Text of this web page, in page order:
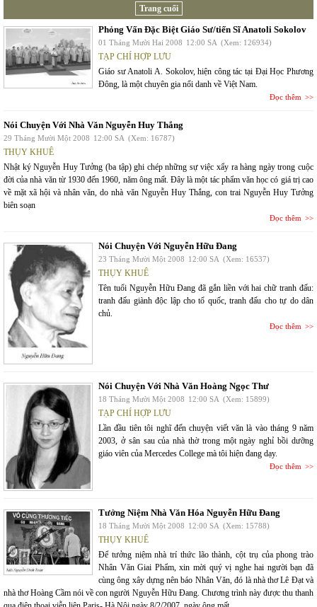
Trang cuối
Phỏng Vấn Đặc Biệt Giáo Sư/tiến Sĩ Anatoli Sokolov
01 Tháng Mười Hai 2008 12:00 SA (Xem: 126934)
TẠP CHÍ HỢP LƯU
Giáo sư Anatoli A. Sokolov, hiện công tác tại Đại Học Phương
Đông, là một chuyên gia nổi danh về Việt Nam.
Đọc thêm
Nói Chuyện Với Nhà Văn Nguyễn Huy Thắng
29 Tháng Mười Một 2008 12:00 SA (Xem: 16787)
THỤY KHUÊ
Nhật ký Nguyễn Huy Tưởng (ba tập) ghi chép những sự việc xẩy ra hàng ngày trong cuộc
đời của nhà văn từ 1930 đến 1960, năm ông mất. Đây là một tác phẩm văn học có giá trị cao
về mặt xã hội và nhân văn, do nhà văn Nguyễn Huy Thắng, con trai Nguyễn Huy Tưởng
biên soạn
Đọc thêm
Nói Chuyện Với Nguyễn Hữu Đang
23 Tháng Mười Một 2008 12:00 SA (Xem: 16537)
THỤY KHUÊ
Tên tuổi Nguyễn Hữu Đang đã gắn liền với hai chữ tranh đấu:
tranh đấu giành độc lập cho tổ quốc, tranh đấu cho tự do dân
chủ.
Đọc thêm
Nói Chuyện Với Nhà Văn Hoàng Ngọc Thư
18 Tháng Mười Một 2008 12:00 SA (Xem: 15899)
TẠP CHÍ HỢP LƯU
Lần đầu tiên tôi nghĩ đến chuyện viết văn là vào tháng 9 năm
2003, ở sân sau của nhà thờ trong một ngày nghỉ bồi dưỡng
giáo viên của Mercedes College mà tôi hiện đang dạy.
Đọc thêm
Tưởng Niệm Nhà Văn Hóa Nguyễn Hữu Đang
18 Tháng Mười Một 2008 12:00 SA (Xem: 15788)
THỤY KHUÊ
Để tưởng niệm nhà trí thức lão thành, cột trụ của phong trào
Nhân Văn Giai Phẩm, xin mời quý vị nghe hai người bạn đã
cùng ông xây dựng nên báo Nhân Văn, đó là nhà thơ Lê Đạt và
nhà thơ Hoàng Cầm nói về con người Nguyễn Hữu Đang. Chương trình này được thu thanh